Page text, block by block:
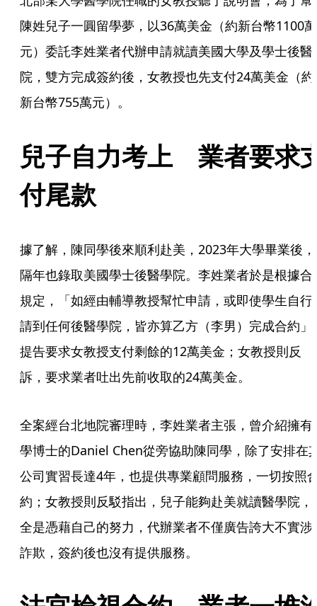
陳姓兒子一圓留學夢，以36萬美金（約新台幣1100萬
元）委託李姓業者代辦申請就讀美國大學及學士後醫
院，雙方完成簽約後，女教授也先支付24萬美金（約
新台幣755萬元）。
兒子自力考上　業者要求
付尾款
據了解，陳同學後來順利赴美，2023年大學畢業後，
隔年也錄取美國學士後醫學院。李姓業者於是根據合
規定，「如經由輔導教授幫忙申請，或即使學生自行
請到任何後醫學院，皆亦算乙方（李男）完成合約」
提告要求女教授支付剩餘的12萬美金；女教授則反
訴，要求業者吐出先前收取的24萬美金。
全案經台北地院審理時，李姓業者主張，曾介紹擁有
學博士的Daniel Chen從旁協助陳同學，除了安排在
公司實習長達4年，也提供專業顧問服務，一切按照
約；女教授則反駁指出，兒子能夠赴美就讀醫學院，
全是憑藉自己的努力，代辦業者不僅廣告誇大不實涉
詐欺，簽約後也沒有提供服務。